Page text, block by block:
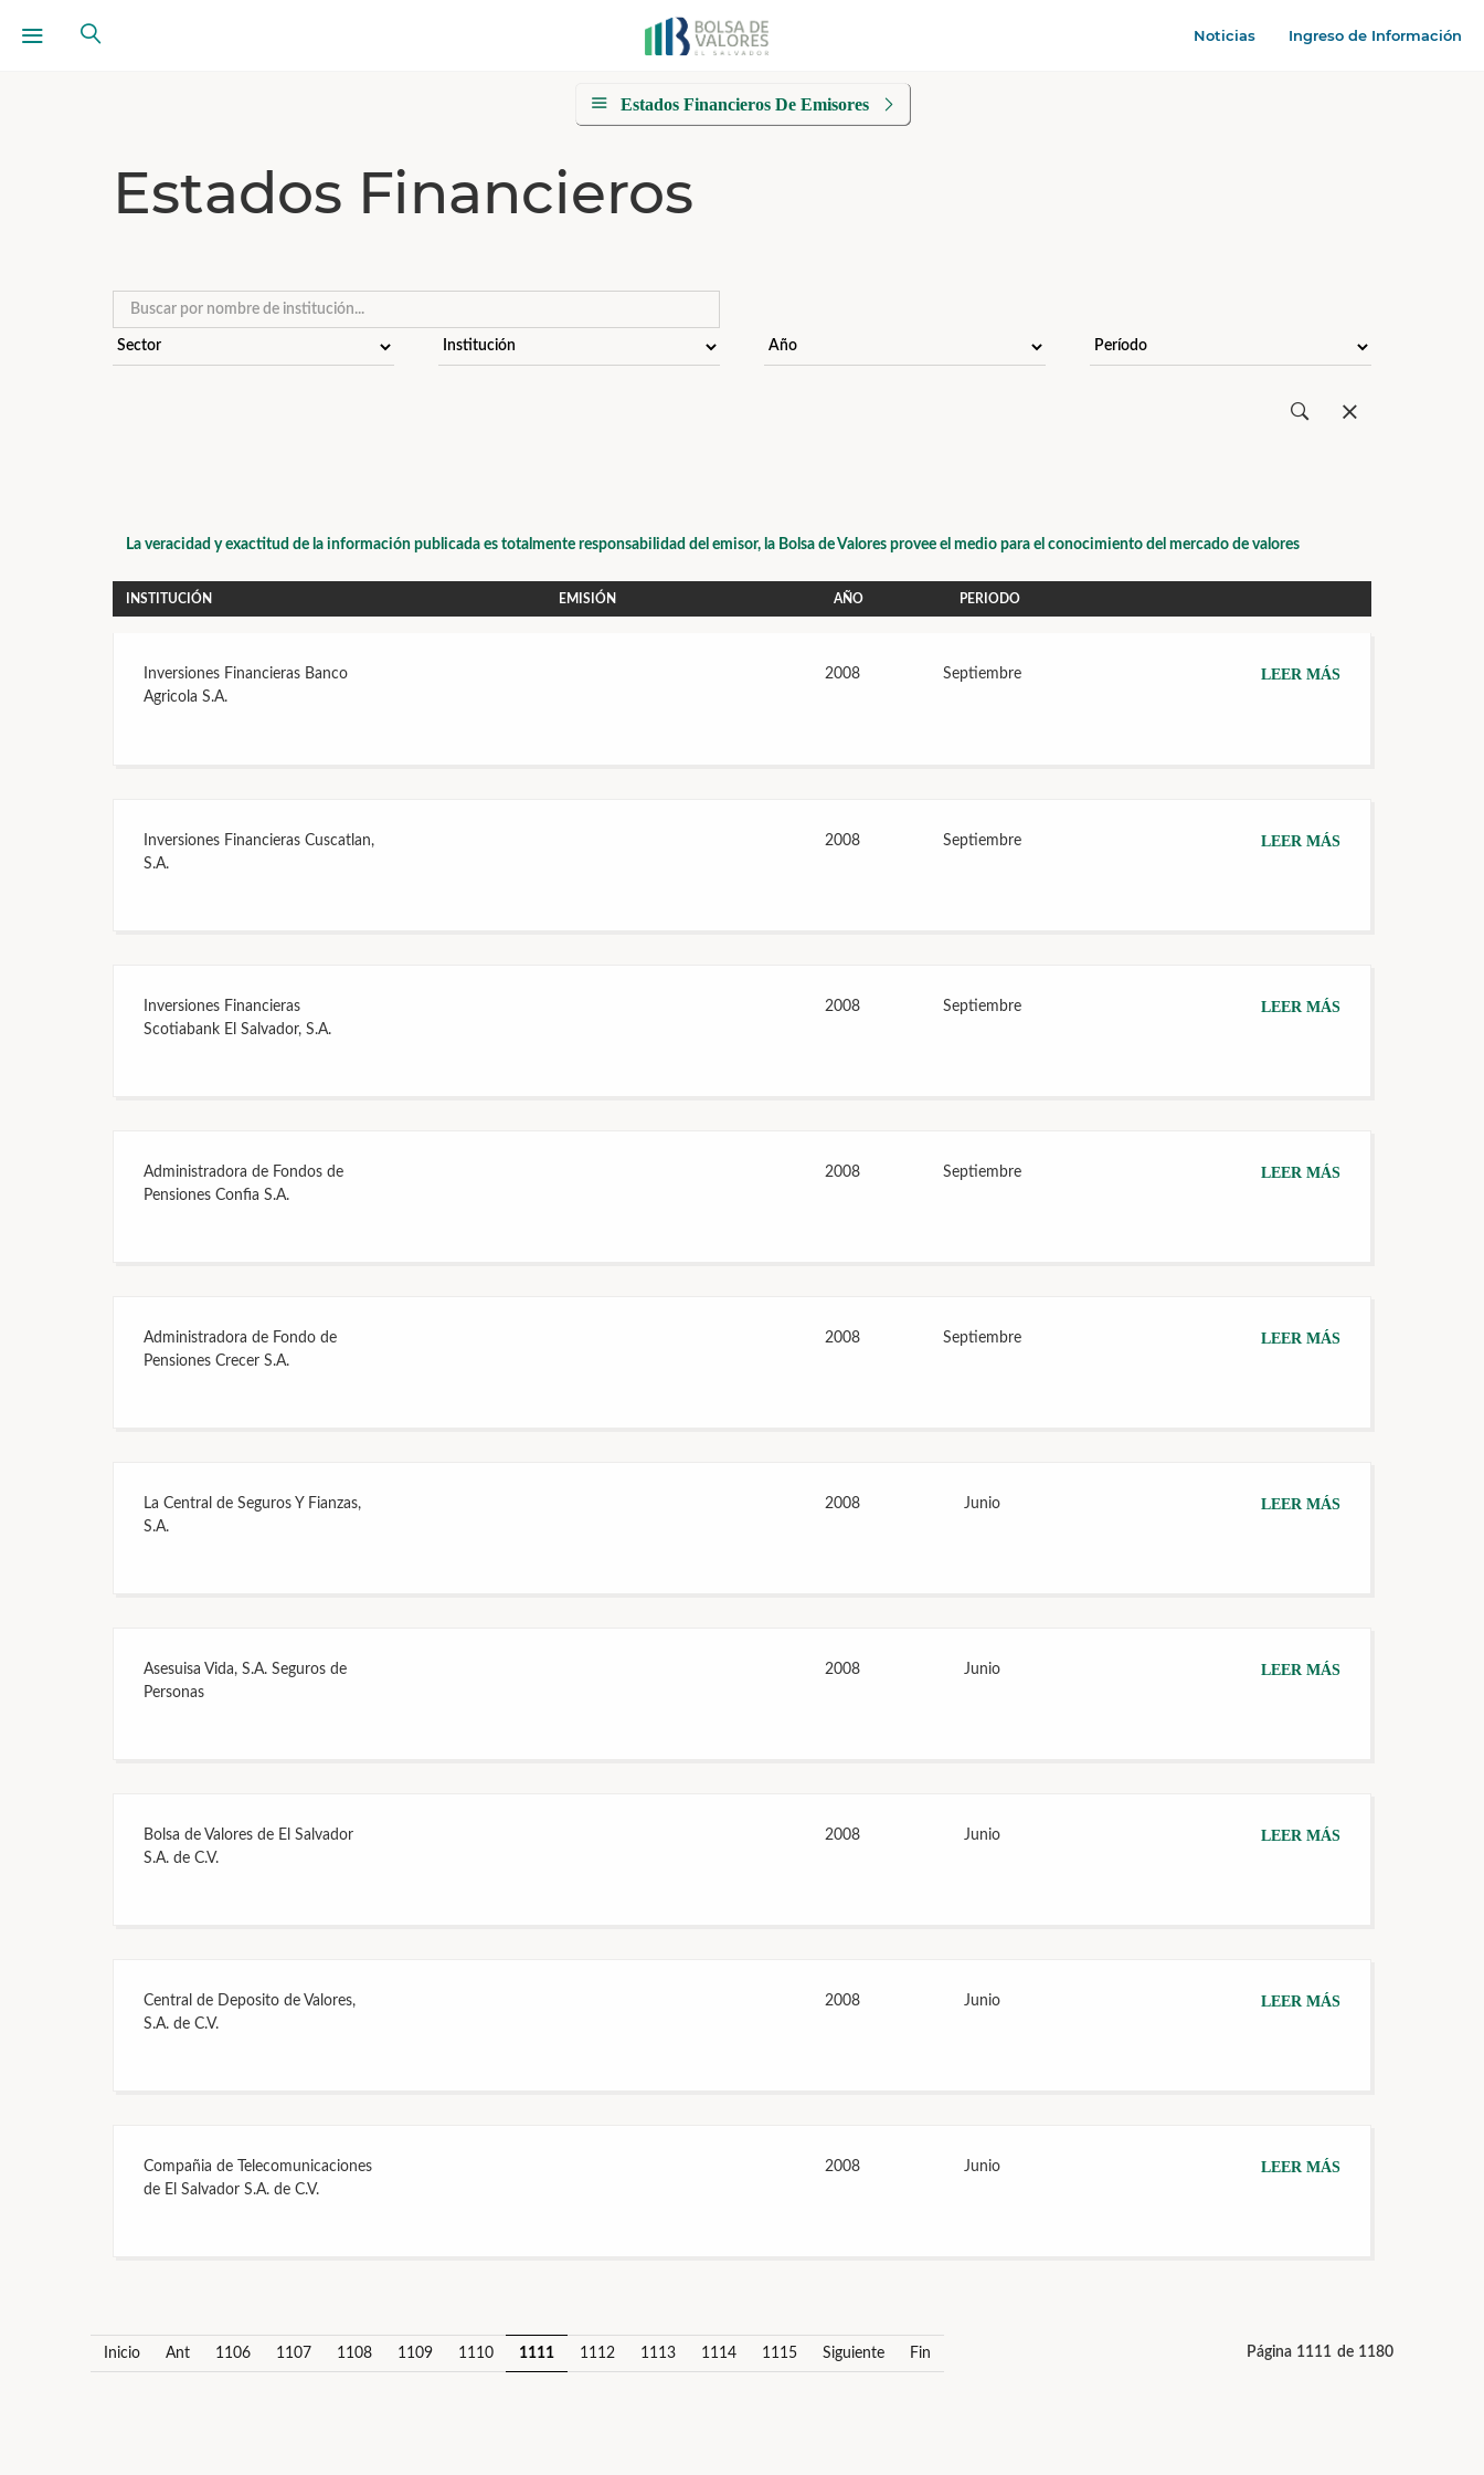
Noticias Ingreso de Información
Estados Financieros De Emisores
Estados Financieros
La veracidad y exactitud de la información publicada es totalmente responsabilidad del emisor, la Bolsa de Valores provee el medio para el conocimiento del mercado de valores
INSTITUCIÓN EMISIÓN AÑO PERIODO
Inversiones Financieras Banco
Agricola S.A.
2008 Septiembre LEER MÁS
Inversiones Financieras Cuscatlan,
S.A.
2008 Septiembre LEER MÁS
Inversiones Financieras
Scotiabank El Salvador, S.A.
2008 Septiembre LEER MÁS
Administradora de Fondos de
Pensiones Confia S.A.
2008 Septiembre LEER MÁS
Administradora de Fondo de
Pensiones Crecer S.A.
2008 Septiembre LEER MÁS
La Central de Seguros Y Fianzas,
S.A.
2008 Junio LEER MÁS
Asesuisa Vida, S.A. Seguros de
Personas
2008 Junio LEER MÁS
Bolsa de Valores de El Salvador
S.A. de C.V.
2008 Junio LEER MÁS
Central de Deposito de Valores,
S.A. de C.V.
2008 Junio LEER MÁS
Compañia de Telecomunicaciones
de El Salvador S.A. de C.V.
2008 Junio LEER MÁS
Página 1111 de 1180
Inicio Ant 1106 1107 1108 1109 1110 1111 1112 1113 1114 1115 Siguiente Fin